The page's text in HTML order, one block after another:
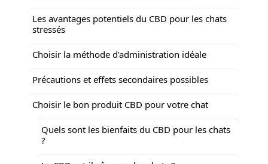
Les avantages potentiels du CBD pour les chats
stressés
Choisir la méthode d’administration idéale
Précautions et effets secondaires possibles
Choisir le bon produit CBD pour votre chat
Quels sont les bienfaits du CBD pour les chats
?